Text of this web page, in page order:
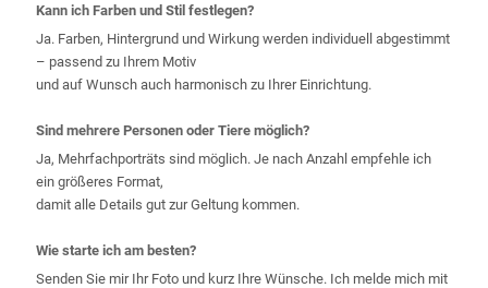
Kann ich Farben und Stil festlegen?
Ja. Farben, Hintergrund und Wirkung werden individuell abgestimmt
– passend zu Ihrem Motiv
und auf Wunsch auch harmonisch zu Ihrer Einrichtung.
Sind mehrere Personen oder Tiere möglich?
Ja, Mehrfachporträts sind möglich. Je nach Anzahl empfehle ich
ein größeres Format,
damit alle Details gut zur Geltung kommen.
Wie starte ich am besten?
Senden Sie mir Ihr Foto und kurz Ihre Wünsche. Ich melde mich mit